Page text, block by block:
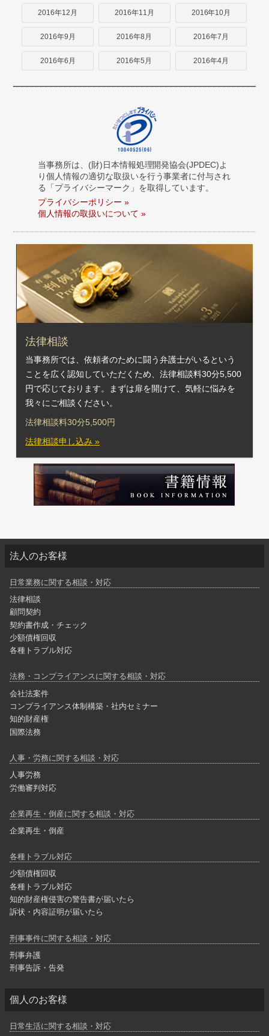
2016年12月 2016年11月 2016年10月
2016年9月 2016年8月 2016年7月
2016年6月 2016年5月 2016年4月
当事務所は、(財)日本情報処理開発協会(JPDEC)よ
り個人情報の適切な取扱いを行う事業者に付与され
る「プライバシーマーク」を取得しています。
プライバシーポリシー »
個人情報の取扱いについて »
法律相談
当事務所では、依頼者のために闘う弁護士がいるという
ことを広く認知していただくため、法律相談料30分5,500
円で応じております。まずは扉を開けて、気軽に悩みを
我々にご相談ください。
法律相談料30分5,500円
法律相談申し込み »
法人のお客様
日常業務に関する相談・対応
法律相談
顧問契約
契約書作成・チェック
少額債権回収
各種トラブル対応
法務・コンプライアンスに関する相談・対応
会社法案件
コンプライアンス体制構築・社内セミナー
知的財産権
国際法務
人事・労務に関する相談・対応
人事労務
労働審判対応
企業再生・倒産に関する相談・対応
企業再生・倒産
各種トラブル対応
少額債権回収
各種トラブル対応
知的財産権侵害の警告書が届いたら
訴状・内容証明が届いたら
刑事事件に関する相談・対応
刑事弁護
刑事告訴・告発
個人のお客様
日常生活に関する相談・対応